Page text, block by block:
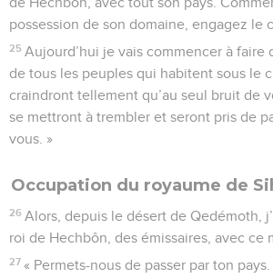
possession de son domaine, engagez le
25 Aujourd’hui je vais commencer à faire
de tous les peuples qui habitent sous le
craindront tellement qu’au seul bruit de
se mettront à trembler et seront pris de
vous. »
Occupation du royaume de
26 Alors, depuis le désert de Qedémoth,
roi de Hechbôn, des émissaires, avec ce
27 « Permets-nous de passer par ton